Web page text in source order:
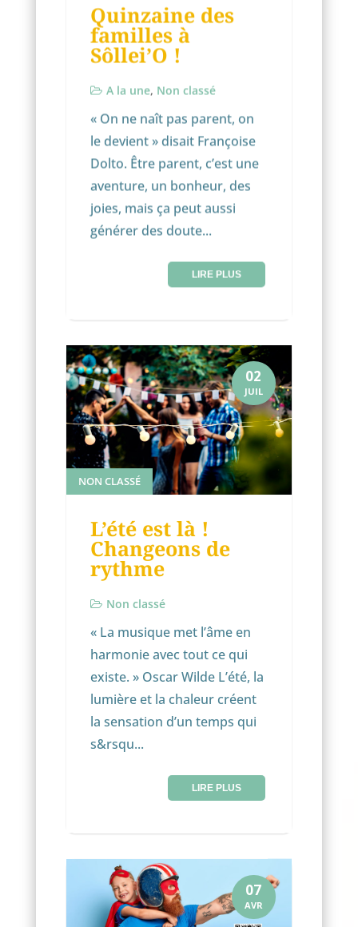
Quinzaine des
familles à
Sôllei’O !
A la une, Non classé
« On ne naît pas parent, on
le devient » disait Françoise
Dolto. Être parent, c’est une
aventure, un bonheur, des
joies, mais ça peut aussi
générer des doute...
LIRE PLUS
02
JUIL
NON CLASSÉ
L’été est là !
Changeons de
rythme
Non classé
« La musique met l’âme en
harmonie avec tout ce qui
existe. » Oscar Wilde L’été, la
lumière et la chaleur créent
la sensation d’un temps qui
s&rsqu...
LIRE PLUS
07
AVR